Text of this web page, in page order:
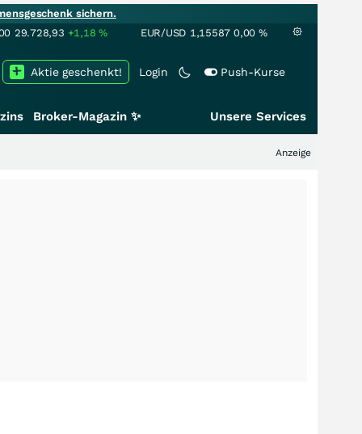
sichern.
29.728,93 +1,18% EUR/USD 1,15587 0,00 %
Login Push-Kurse
Aktie geschenkt!
Broker-Magazin ✨ Unsere Services
Anzeige